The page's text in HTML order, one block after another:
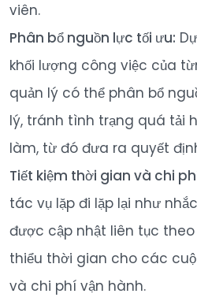
viên.
Phân bổ nguồn lực tối ưu:
khối lượng công việc của
quản lý có thể phân bổ
lý, tránh tình trạng quá tải
làm, từ đó đưa ra quyết
Tiết kiệm thời gian và chi
tác vụ lặp đi lặp lại như
được cập nhật liên tục
thiểu thời gian cho các
và chi phí vận hành.